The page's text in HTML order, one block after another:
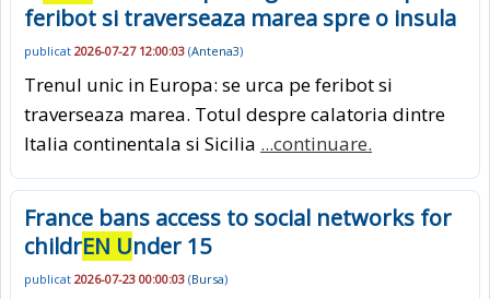
feribot si traverseaza marea spre o insula
publicat 2026-07-27 12:00:03 (Antena3)
Trenul unic in Europa: se urca pe feribot si
traverseaza marea. Totul despre calatoria dintre
Italia continentala si Sicilia ...continuare.
France bans access to social networks for
childrEN Under 15
publicat 2026-07-23 00:00:03 (Bursa)